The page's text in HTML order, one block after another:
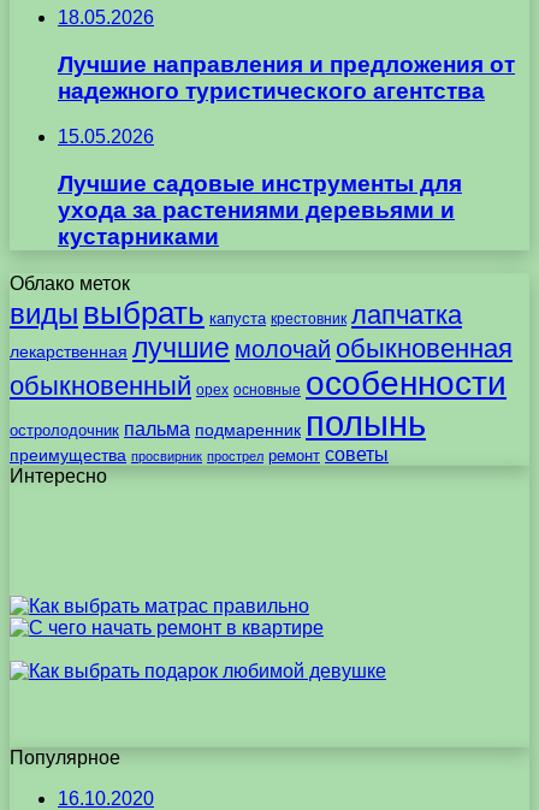
18.05.2026
Лучшие направления и предложения от
надежного туристического агентства
15.05.2026
Лучшие садовые инструменты для
ухода за растениями деревьями и
кустарниками
Облако меток
виды выбрать капуста крестовник лапчатка
лекарственная лучшие молочай обыкновенная
обыкновенный орех основные особенности
остролодочник пальма подмаренник полынь
преимущества просвирник прострел ремонт советы
Интересно
Популярное
16.10.2020